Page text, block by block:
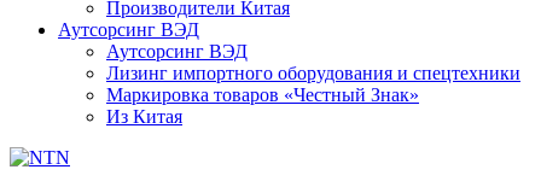
Производители Китая
Аутсорсинг ВЭД
Аутсорсинг ВЭД
Лизинг импортного оборудования и спецтехники
Маркировка товаров «Честный Знак»
Из Китая